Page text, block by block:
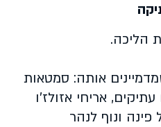
אותה: סמטאות
אריחי אזולז’ו
ונוף לנהר